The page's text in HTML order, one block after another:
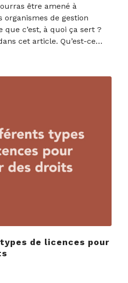
être amené à
organismes de gestion
que c’est, à quoi ça sert ?
cet article. Qu’est-ce…
de licences pour